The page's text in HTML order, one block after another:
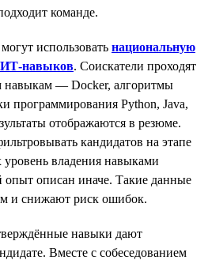
команде.
использовать национальную
ИТ-навыков. Соискатели проходят
навыкам — Docker, алгоритмы
программирования Python, Java,
отображаются в резюме.
кандидатов на этапе
уровень владения навыками
опыт описан иначе. Такие данные
и снижают риск ошибок.
навыки дают
Вместе с собеседованием